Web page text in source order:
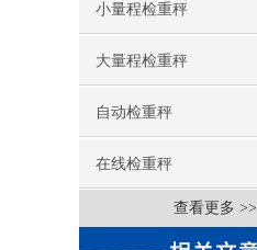
小量程检重秤
大量程检重秤
自动检重秤
在线检重秤
查看更多 >>